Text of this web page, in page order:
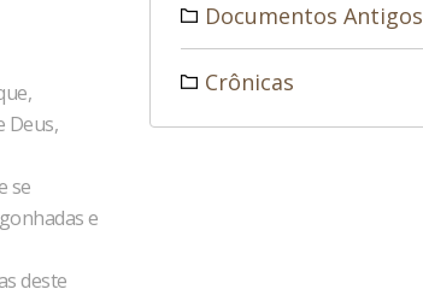
Deus,
se
e
deste
Documentos Antigos
Crônicas